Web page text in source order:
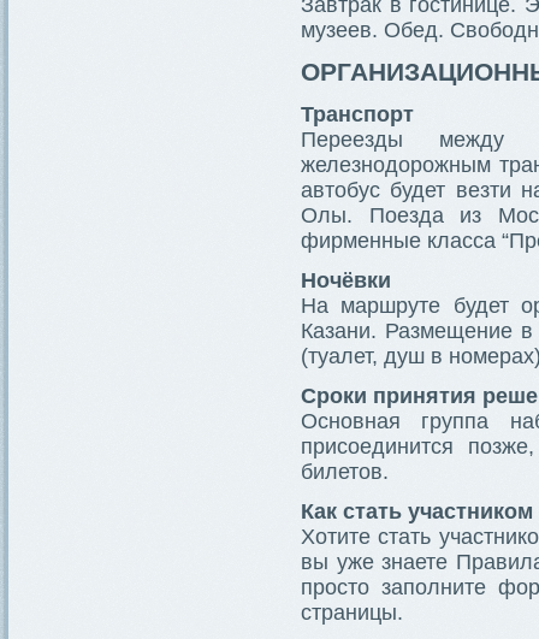
Завтрак в гостинице.
музеев. Обед.
Транспорт
Переезды между
железнодорожным
автобус будет везти
Олы. Поезда из
фирменные класса
Ночёвки
На маршруте будет
Казани. Размещение
(туалет, душ в
Сроки принятия
Основная группа
присоединится
билетов.
Как стать участником
Хотите стать
вы уже знаете
просто заполните
страницы.